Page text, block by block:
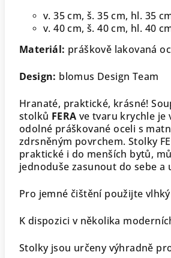
v. 35 cm, š. 35 cm, hl. 35
v. 40 cm, š. 40 cm, hl. 40
Materiál: práškově lakovaná
Design: blomus Design Team
Hranaté, praktické, krásné!
stolků FERA ve tvaru krychle je
odolné práškované oceli s
zdrsněným povrchem. Stolky
praktické i do menších bytů,
jednoduše zasunout do sebe
Pro jemné čištění použijte
K dispozici v několika
Stolky jsou určeny výhradně